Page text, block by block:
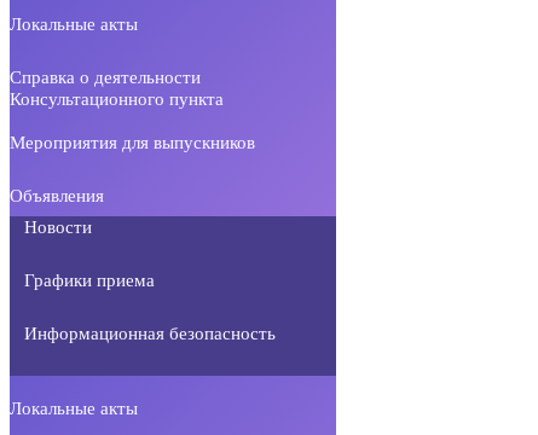
Локальные акты
Справка о деятельности
Консультационного пункта
Мероприятия для выпускников
Объявления
Новости
Графики приема
Информационная безопасность
Локальные акты